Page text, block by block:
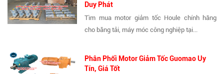
Duy Phát
Tìm mua motor giảm tốc Houle chính hãng
cho băng tải, máy móc công nghiệp tại...
Phân Phối Motor Giảm Tốc Guomao Uy
Tín, Giá Tốt